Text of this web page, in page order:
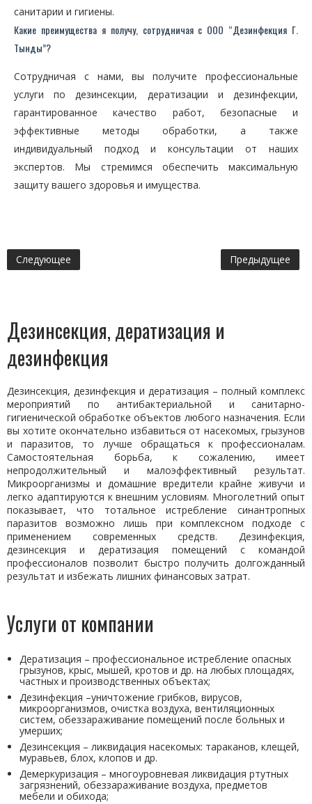
санитарии и гигиены.
Какие преимущества я получу, сотрудничая с ООО “Дезинфекция Г.
Тынды”?
Сотрудничая с нами, вы получите профессиональные
услуги по дезинсекции, дератизации и дезинфекции,
гарантированное качество работ, безопасные и
эффективные методы обработки, а также
индивидуальный подход и консультации от наших
экспертов. Мы стремимся обеспечить максимальную
защиту вашего здоровья и имущества.
Следующее Предыдущее
Дезинсекция, дератизация и
дезинфекция
Дезинсекция, дезинфекция и дератизация – полный комплекс
мероприятий по антибактериальной и санитарно-
гигиенической обработке объектов любого назначения. Если
вы хотите окончательно избавиться от насекомых, грызунов
и паразитов, то лучше обращаться к профессионалам.
Самостоятельная борьба, к сожалению, имеет
непродолжительный и малоэффективный результат.
Микроорганизмы и домашние вредители крайне живучи и
легко адаптируются к внешним условиям. Многолетний опыт
показывает, что тотальное истребление синантропных
паразитов возможно лишь при комплексном подходе с
применением современных средств. Дезинфекция,
дезинсекция и дератизация помещений с командой
профессионалов позволит быстро получить долгожданный
результат и избежать лишних финансовых затрат.
Услуги от компании
Дератизация – профессиональное истребление опасных
грызунов, крыс, мышей, кротов и др. на любых площадях,
частных и производственных объектах;
Дезинфекция –уничтожение грибков, вирусов,
микроорганизмов, очистка воздуха, вентиляционных
систем, обеззараживание помещений после больных и
умерших;
Дезинсекция – ликвидация насекомых: тараканов, клещей,
муравьев, блох, клопов и др.
Демеркуризация – многоуровневая ликвидация ртутных
загрязнений, обеззараживание воздуха, предметов
мебели и обихода;